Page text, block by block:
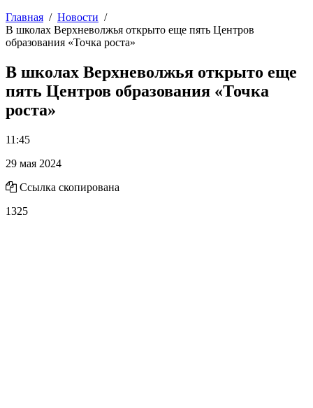
Главная
Новости
В школах Верхневолжья открыто еще пять Центров
образования «Точка роста»
В школах Верхневолжья открыто еще
пять Центров образования «Точка
роста»
11:45
29 мая 2024
Ссылка скопирована
1325